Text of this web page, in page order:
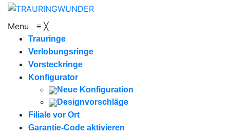
Menu ≡ ╳
Trauringe
Verlobungsringe
Vorsteckringe
Konfigurator
Neue Konfiguration
Designvorschläge
Filiale vor Ort
Garantie-Code aktivieren